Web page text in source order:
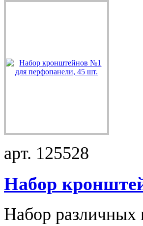
арт. 125528
Набор
Набор различных